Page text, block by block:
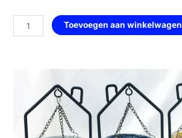
Toevoegen aan winkelwagen